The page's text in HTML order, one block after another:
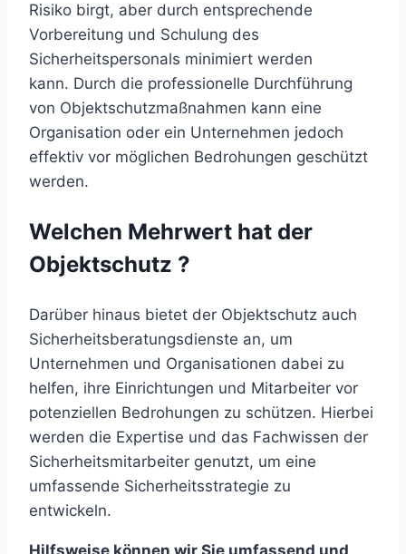
Risiko birgt, aber durch entsprechende
Vorbereitung und Schulung des
Sicherheitspersonals minimiert werden
kann. Durch die professionelle Durchführung
von Objektschutzmaßnahmen kann eine
Organisation oder ein Unternehmen jedoch
effektiv vor möglichen Bedrohungen geschützt
werden.
Welchen Mehrwert hat der
Objektschutz ?
Darüber hinaus bietet der Objektschutz auch
Sicherheitsberatungsdienste an, um
Unternehmen und Organisationen dabei zu
helfen, ihre Einrichtungen und Mitarbeiter vor
potenziellen Bedrohungen zu schützen. Hierbei
werden die Expertise und das Fachwissen der
Sicherheitsmitarbeiter genutzt, um eine
umfassende Sicherheitsstrategie zu
entwickeln.